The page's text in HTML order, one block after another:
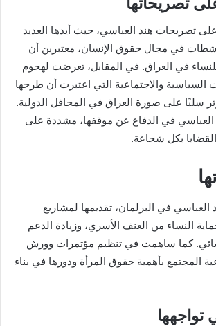
تصريحات هند العباسي، حيث أيدها العديد
في مجال حقوق الإنسان، معتبرين أن
في العراق. في المقابل، تعرضت لهجوم
والاجتماعية التي اعتبرت أن طرحها
سلبًا على صورة العراق في المحافل الدولية.
في الدفاع عن موقفها، مشددة على
بكل شجاعة.
العباسي في البرلمان، تقديمها لمشاريع
النساء من العنف الأسري، وزيادة الدعم
كما ساهمت في تنظيم مؤتمرات وورش
المجتمع بأهمية حقوق المرأة ودورها في بناء
تواجهها